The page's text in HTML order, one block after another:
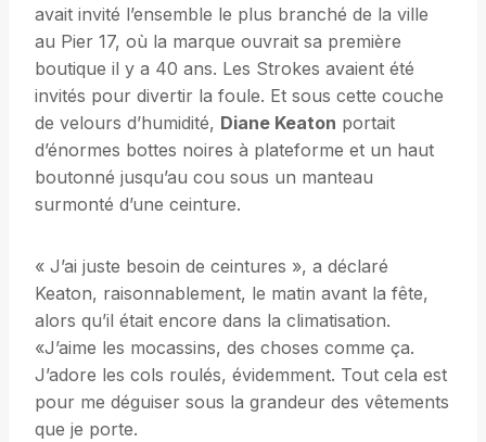
avait invité l’ensemble le plus branché de la ville
au Pier 17, où la marque ouvrait sa première
boutique il y a 40 ans. Les Strokes avaient été
invités pour divertir la foule. Et sous cette couche
de velours d’humidité, Diane Keaton portait
d’énormes bottes noires à plateforme et un haut
boutonné jusqu’au cou sous un manteau
surmonté d’une ceinture.
« J’ai juste besoin de ceintures », a déclaré
Keaton, raisonnablement, le matin avant la fête,
alors qu’il était encore dans la climatisation.
«J’aime les mocassins, des choses comme ça.
J’adore les cols roulés, évidemment. Tout cela est
pour me déguiser sous la grandeur des vêtements
que je porte.